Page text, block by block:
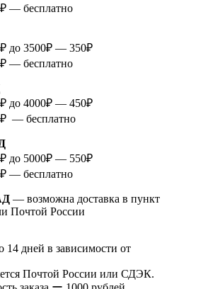
— бесплатно
до 3500₽ — 350₽
— бесплатно
до 4000₽ — 450₽
— бесплатно
до 5000₽ — 550₽
— бесплатно
— возможна доставка в пункт
Почтой России
14 дней в зависимости от
Почтой России или СДЭК.